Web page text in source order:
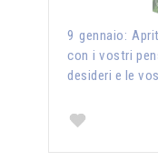
9 gennaio:
con i vostri
desideri e le